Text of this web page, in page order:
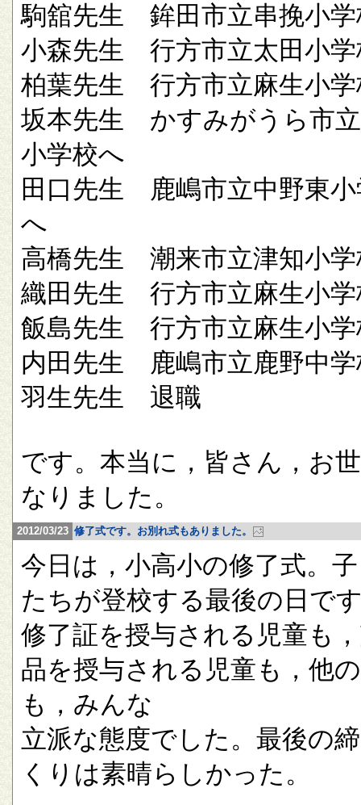
駒舘先生 鉾田市立串挽小学
小森先生 行方市立太田小学
柏葉先生 行方市立麻生小学
坂本先生 かすみがうら市
小学校へ
田口先生 鹿嶋市立中野東小
へ
高橋先生 潮来市立津知小学
織田先生 行方市立麻生小学
飯島先生 行方市立麻生小学
内田先生 鹿嶋市立鹿野中学
羽生先生 退職
です。本当に，皆さん，お
なりました。
2012/03/23 修了式です。お別れ式もありました。
今日は，小高小の修了式。
たちが登校する最後の日で
修了証を授与される児童も
品を授与される児童も，他
も，みんな
立派な態度でした。最後の
くりは素晴らしかった。